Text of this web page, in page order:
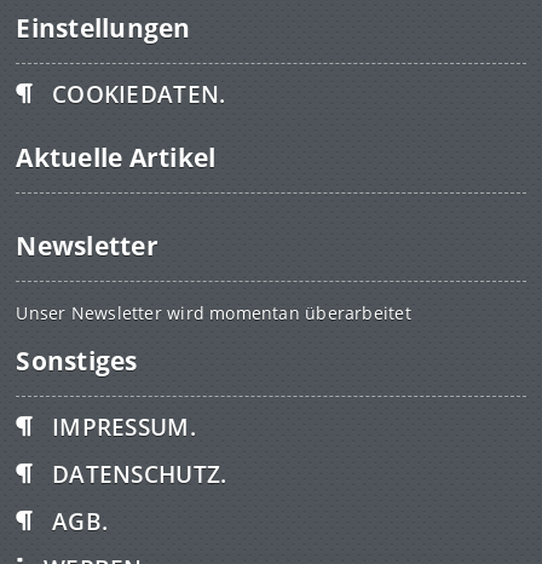
Einstellungen
COOKIEDATEN.
Aktuelle Artikel
Newsletter
Unser Newsletter wird momentan überarbeitet
Sonstiges
IMPRESSUM.
DATENSCHUTZ.
AGB.